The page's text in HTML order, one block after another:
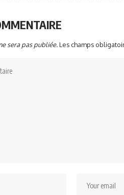
sera pas publiée.Les champs